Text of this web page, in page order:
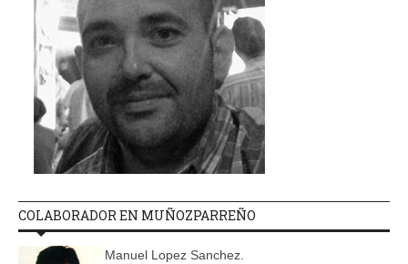
COLABORADOR EN MUÑOZPARREÑO
Manuel Lopez Sanchez.